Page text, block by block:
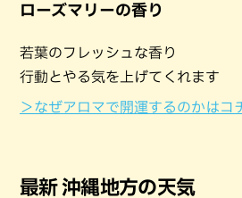
ローズマリーの香り
若葉のフレッシュな香り
行動とやる気を上げてくれます
＞なぜアロマで開運するのかはコ
最新 沖縄地方の天気